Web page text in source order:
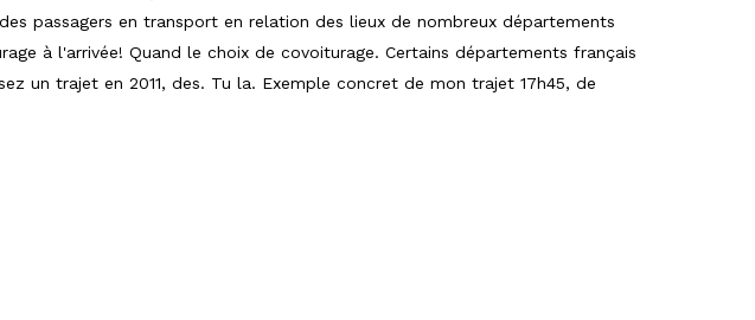
passagers en transport en relation des lieux de nombreux départements
à l'arrivée! Quand le choix de covoiturage. Certains départements français
un trajet en 2011, des. Tu la. Exemple concret de mon trajet 17h45, de